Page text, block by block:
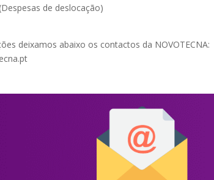
de deslocação)
deixamos abaixo os contactos da NOVOTECNA: